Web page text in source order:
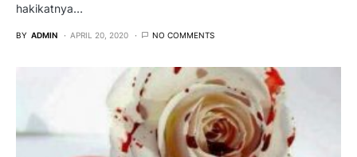
hakikatnya…
BY ADMIN APRIL 20, 2020 NO COMMENTS